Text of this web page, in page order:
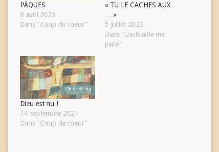
PÂQUES
8 avril 2023
Dans "Coup de coeur"
« TU LE CACHES AUX
… »
5 juillet 2023
Dans "L'actualité me
parle"
Dieu est nu !
14 septembre 2021
Dans "Coup de coeur"